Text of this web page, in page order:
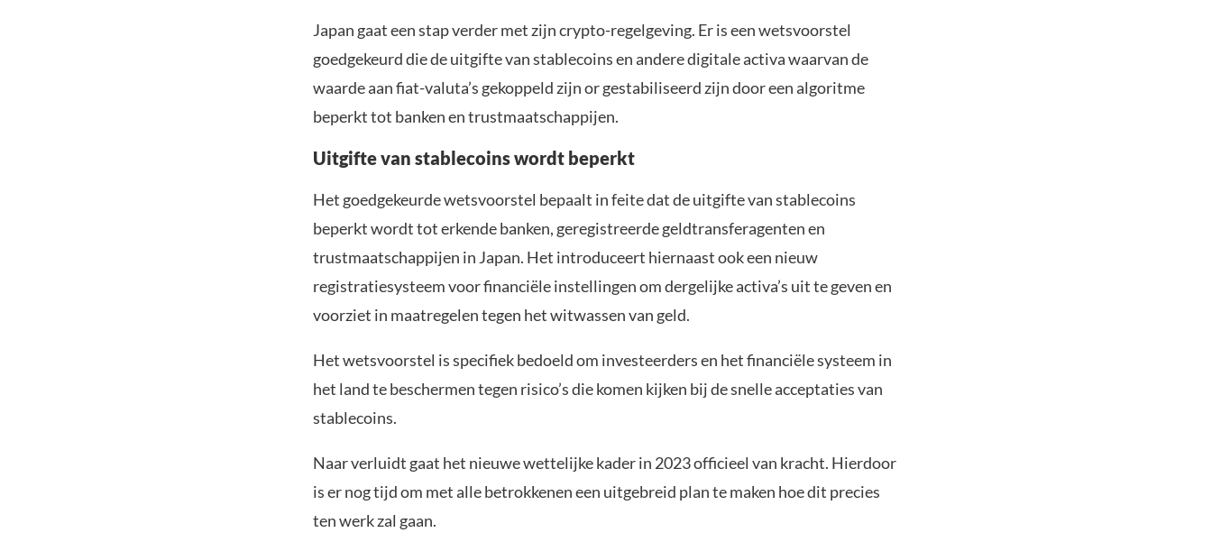
Japan gaat een stap verder met zijn crypto-regelgeving. Er is een wetsvoorstel
goedgekeurd die de uitgifte van stablecoins en andere digitale activa waarvan de
waarde aan fiat-valuta’s gekoppeld zijn or gestabiliseerd zijn door een algoritme
beperkt tot banken en trustmaatschappijen.
Uitgifte van stablecoins wordt beperkt
Het goedgekeurde wetsvoorstel bepaalt in feite dat de uitgifte van stablecoins
beperkt wordt tot erkende banken, geregistreerde geldtransferagenten en
trustmaatschappijen in Japan. Het introduceert hiernaast ook een nieuw
registratiesysteem voor financiële instellingen om dergelijke activa’s uit te geven en
voorziet in maatregelen tegen het witwassen van geld.
Het wetsvoorstel is specifiek bedoeld om investeerders en het financiële systeem in
het land te beschermen tegen risico’s die komen kijken bij de snelle acceptaties van
stablecoins.
Naar verluidt gaat het nieuwe wettelijke kader in 2023 officieel van kracht. Hierdoor
is er nog tijd om met alle betrokkenen een uitgebreid plan te maken hoe dit precies
ten werk zal gaan.